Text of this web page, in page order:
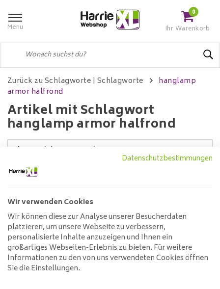
Menu
0
Ihr Warenkorb
Zurück zu Schlagworte | Schlagworte
hanglamp
armor halfrond
Artikel mit Schlagwort
hanglamp armor halfrond
Hängelampe Armor
Halbrund | 3x ø26 cm
299,00
Datenschutzbestimmungen
Wir verwenden Cookies
Wir können diese zur Analyse unserer Besucherdaten
platzieren, um unsere Webseite zu verbessern,
personalisierte Inhalte anzuzeigen und Ihnen ein
großartiges Webseiten-Erlebnis zu bieten. Für weitere
Informationen zu den von uns verwendeten Cookies öffnen
Sie die Einstellungen.